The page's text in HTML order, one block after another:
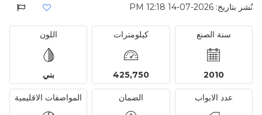
نُشر بتاريخ: 2026-07-14 12:18 PM
سنة الصنع
2010
كيلومترات
425,750
اللون
بني
عدد الابواب الضمان المواصفات الاقليمية